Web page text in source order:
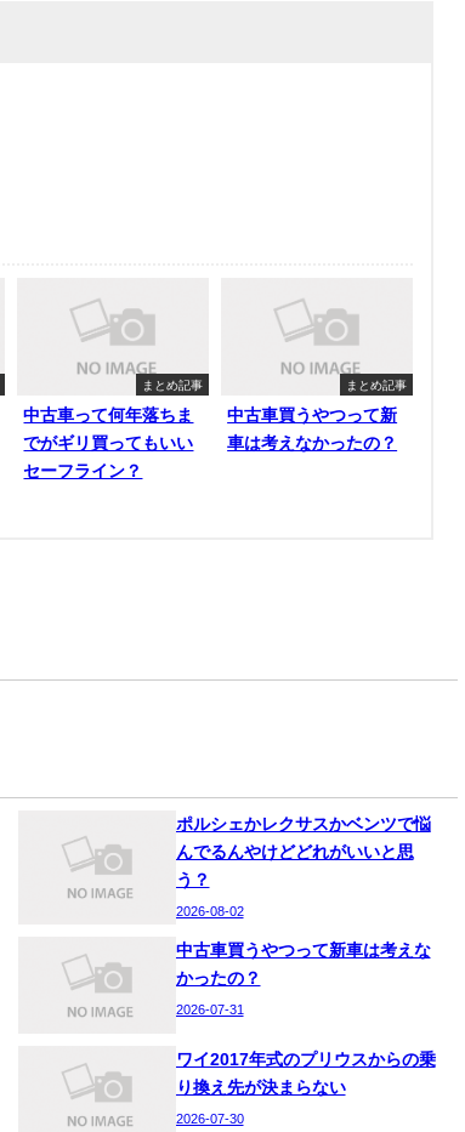
まとめ記事
中古車って何年落ちま
でがギリ買ってもいい
セーフライン？
まとめ記事
中古車買うやつって新
車は考えなかったの？
ポルシェかレクサスかベンツで悩
んでるんやけどどれがいいと思
う？
2026-08-02
中古車買うやつって新車は考えな
かったの？
2026-07-31
ワイ2017年式のプリウスからの乗
り換え先が決まらない
2026-07-30